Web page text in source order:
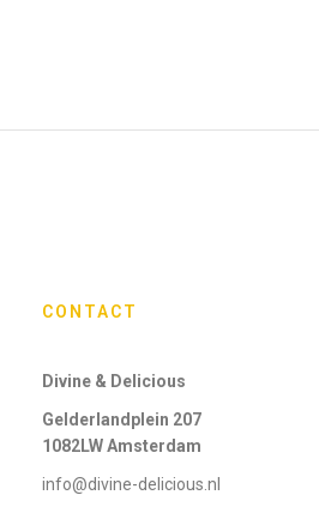
CONTACT
Divine & Delicious
Gelderlandplein 207
1082LW Amsterdam
info@divine-delicious.nl